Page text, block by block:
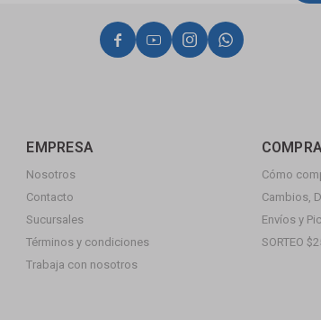
EMPRESA
Nosotros
Contacto
Sucursales
Términos y condiciones
Trabaja con nosotros
Cómo
Cambios,
Envíos y
SORTEO
   